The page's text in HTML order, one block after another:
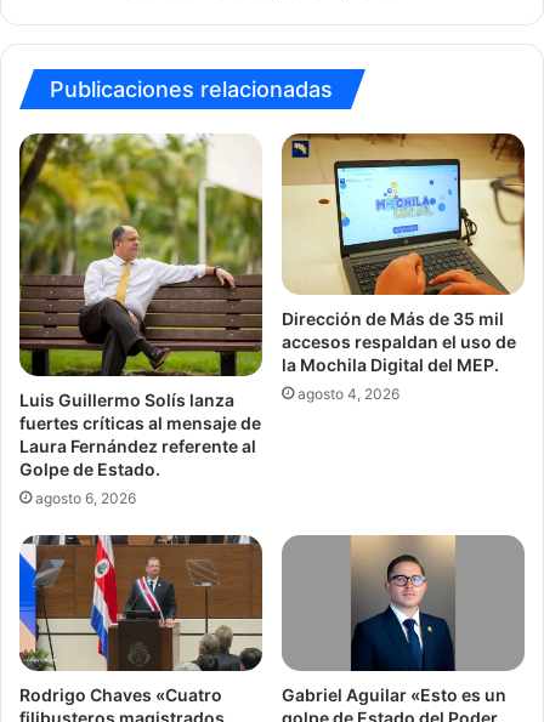
Publicaciones relacionadas
Luis Guillermo Solís lanza
fuertes críticas al mensaje de
Laura Fernández referente al
Golpe de Estado.
agosto 6, 2026
Dirección de Más de 35 mil
accesos respaldan el uso de
la Mochila Digital del MEP.
agosto 4, 2026
Rodrigo Chaves «Cuatro
Gabriel Aguilar «Esto es un
golpe de Estado del Poder